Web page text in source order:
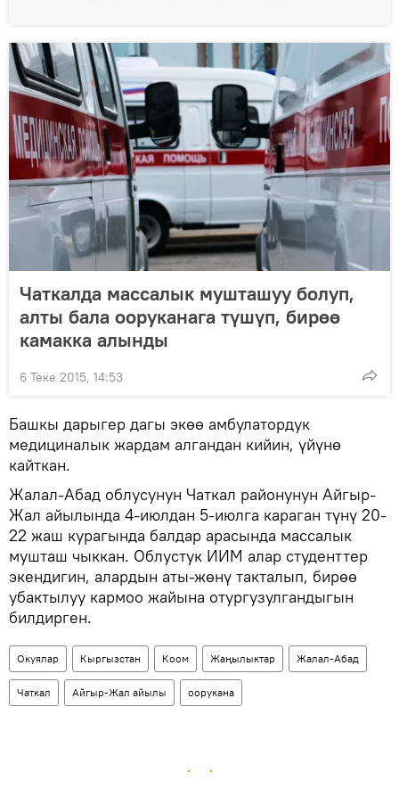
Чаткалда массалык мушташуу болуп,
алты бала ооруканага түшүп, бирөө
камакка алынды
6 Теке 2015, 14:53
Башкы дарыгер дагы экөө амбулатордук
медициналык жардам алгандан кийин, үйүнө
кайткан.
Жалал-Абад облусунун Чаткал районунун Айгыр-
Жал айылында 4-июлдан 5-июлга караган түнү 20-
22 жаш курагында балдар арасында массалык
мушташ чыккан. Облустук ИИМ алар студенттер
экендигин, алардын аты-жөнү такталып, бирөө
убактылуу кармоо жайына отургузулгандыгын
билдирген.
Окуялар Кыргызстан Коом Жаңылыктар Жалал-Абад
Чаткал Айгыр-Жал айылы оорукана